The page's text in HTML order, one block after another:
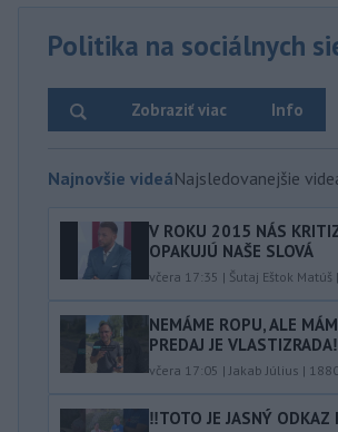
Politika na sociálnych
Info
Zobraziť viac
Najnovšie videáNajsledovanejšie
V ROKU 2015 NÁS
OPAKUJÚ NAŠE SLOVÁ
včera 17:35 | Šutaj Eštok Matúš |
NEMÁME ROPU, ALE
PREDAJ JE
včera 17:05 |Jakab Július |
‼️TOTO JE JASNÝ ODKAZ